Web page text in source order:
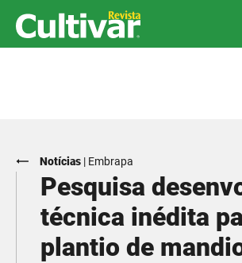
Notícias | Embrapa
Pesquisa
técnica inédita
plantio de